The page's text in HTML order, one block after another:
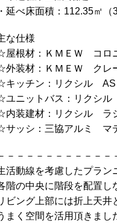
・延べ床面積：112.35㎡（
な仕様
屋根材：ＫＭＥＷ コロ
外装材：ＫＭＥＷ クレ
キッチン：リクシル AS
ユニットバス：リクシ
内装建材：リクシル ラ
サッシ：三協アルミ マ
－－－－－－－－－－
活動線を考慮したプラン
階の中央に階段を配置し
ビング上部には折上天井
まく空間を活用頂きまし